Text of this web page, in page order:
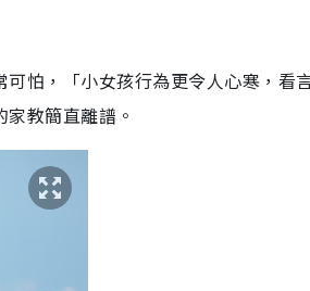
怕，「小女孩行為更令人心寒，看
教簡直離譜。